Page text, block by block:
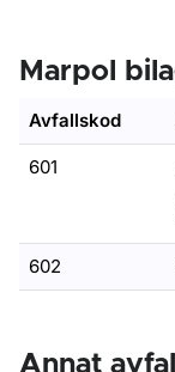
Marpol
Avfallskod
601
602
Annat